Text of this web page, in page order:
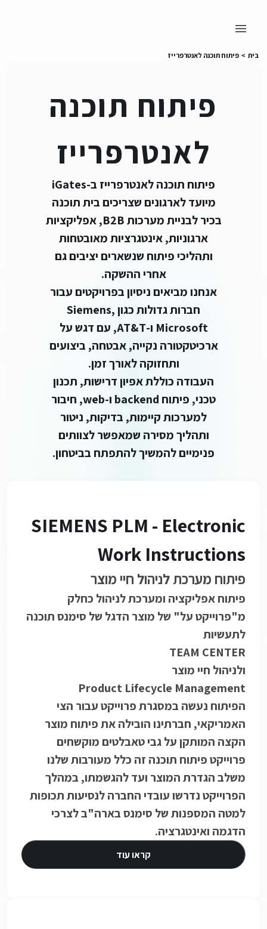
פיתוח תוכנה לאנטרפרייז > בית
פיתוח תוכנה
לאנטרפרייז
פיתוח תוכנה לאנטרפרייז ב-iGates
מיועד לארגונים שצריכים בית תוכנה
בכיר לבניית מערכות B2B, אפליקציות
ארגוניות, אינטגרציות מאובטחות
ותהליכי פיתוח שנשארים יציבים גם
אחרי ההשקה.
אנחנו מביאים ניסיון בפרויקטים עבור
חברות גדולות כגון Siemens,
Microsoft ו-AT&T, עם דגש על
ארכיטקטורה נקייה, אבטחה, ביצועים
ותחזוקה לאורך זמן.
העבודה כוללת אפיון דרישות, תכנון
טכני, פיתוח backend ו-web, חיבור
למערכות קיימות, בדיקות, ניטור
ותהליך מסירה שמאפשר לצוותים
פנימיים להמשיך להתפתח בביטחון.
SIEMENS PLM - Electronic
Work Instructions
פיתוח מערכת לניהול חיי מוצר
פיתוח אפליקציה ומערכת לניהול כחלק
מ"פרוייקט על" של מוצר הדגל של סימנס תוכנה
לתעשיות
TEAM CENTER
ולניהול חיי מוצר
Product Lifecycle Management
הפיתוח נעשה במסגרת פרוייקט עבור הצי
האמריקאי, חברתינו הובילה את פיתוח מוצר
הקצה המותקן על גבי טאבלטים מוקשחים
פרוייקט פיתוח תוכנה זה כלל מעורבות שלנו
משלב הגדרת המוצר ועד להגשמתו, במהלך
הפרוייקט נדרשו עובדי החברה לנסיעות תכופות
למטה המספנות של סימנס בארה"ב לצרכי
הדגמה ואינטגרציה.
קראו עוד
:
- Electronic Work Instructions